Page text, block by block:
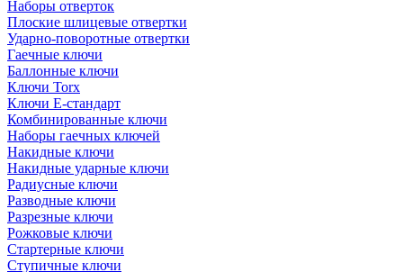
Наборы отверток
Плоские шлицевые отвертки
Ударно-поворотные отвертки
Гаечные ключи
Баллонные ключи
Ключи Torx
Ключи Е-стандарт
Комбинированные ключи
Наборы гаечных ключей
Накидные ключи
Накидные ударные ключи
Радиусные ключи
Разводные ключи
Разрезные ключи
Рожковые ключи
Стартерные ключи
Ступичные ключи